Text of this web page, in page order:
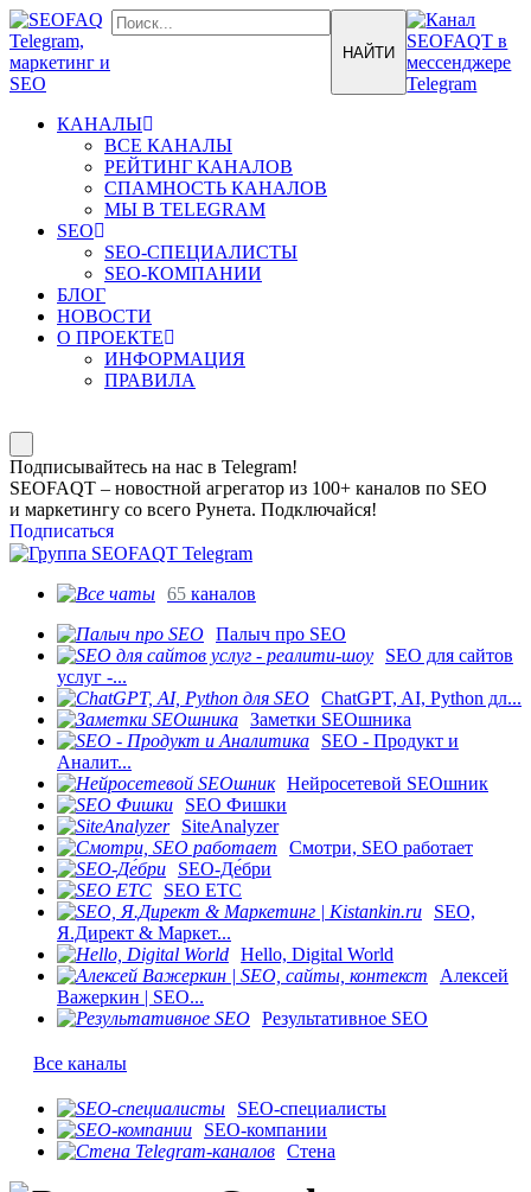
КАНАЛЫ
ВСЕ КАНАЛЫ
РЕЙТИНГ КАНАЛОВ
СПАМНОСТЬ КАНАЛОВ
МЫ В TELEGRAM
SEO
SEO-СПЕЦИАЛИСТЫ
SEO-КОМПАНИИ
БЛОГ
НОВОСТИ
О ПРОЕКТЕ
ИНФОРМАЦИЯ
ПРАВИЛА
Подписывайтесь на нас в Telegram!
SEOFAQT – новостной агрегатор из 100+ каналов по SEO
и маркетингу со всего Рунета. Подключайся!
Подписаться
65 каналов
Палыч про SEO
SEO для сайтов
услуг -...
ChatGPT, AI, Python дл...
Заметки SEOшника
SEO - Продукт и
Аналит...
Нейросетевой SEOшник
SEO Фишки
SiteAnalyzer
Смотри, SEO работает
SEO-Де́бри
SEO ETC
SEO,
Я.Директ & Маркет...
Hello, Digital World
Алексей
Важеркин | SEO...
Результативное SEO
Все каналы
SEO-специалисты
SEO-компании
Стена